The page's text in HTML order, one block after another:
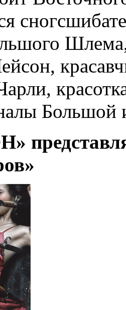
Большой